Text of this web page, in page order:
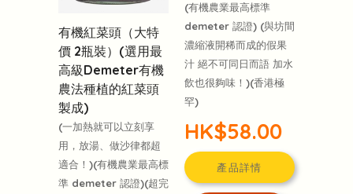
有機紅菜頭（大特
價 2瓶裝）(選用最
高級Demeter有機
農法種植的紅菜頭
製成)
(一加熱就可以立刻享
用，放湯、做沙律都超
適合！)(有機農業最高標
準 demeter 認證)(超完
(有機農業最高標準
demeter 認證) (與坊間
濃縮液開稀而成的假果
汁 絕不可同日而語 加水
飲也很夠味！)(香港極
罕)
HK$58.00
產品詳情